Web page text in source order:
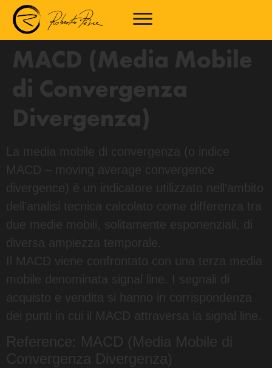
MACD (Media Mobile
di Convergenza
Divergenza)
La media mobile di convergenza (o indice
MACD – moving average convergence
divergence) è un indicatore utilizzato nell’ambito
dell’analisi tecnica calcolato come differenza tra
due medie mobili, solitamente esponenziali, di
diversa ampiezza temporale.
Il MACD viene confrontato con una terza media
mobile denominata signal line. I segnali di
acquisto e vendita si hanno in corrispondenza
dei punti in cui il MACD attraversa la signal line.
Reference: MACD (Media Mobile di
Convergenza Divergenza)